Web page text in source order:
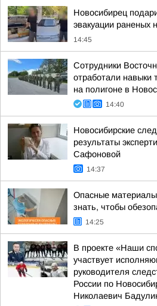
Новосибирец
эвакуации раненых
14:45
Сотрудники
отработали навыки
на полигоне в
14:40
Новосибирские
результаты
Сафоновой
14:37
Опасные
знать, чтобы
14:25
В проекте «Наши
участвует
руководителя
России по
Николаевич